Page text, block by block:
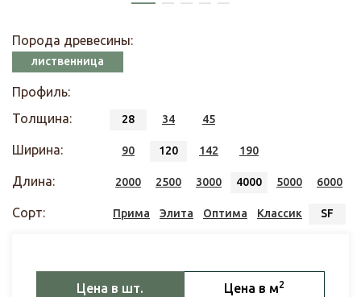
Порода древесины:
лиственница
Профиль:
Толщина:
28 34 45
Ширина: 90 120 142 190
Длина: 2000 2500 3000 4000 5000 6000
Сорт: Прима Элита Оптима Классик SF
Цена в шт. Цена в м2